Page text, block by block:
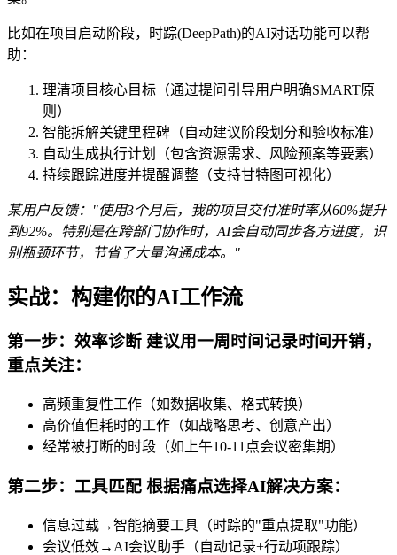
比如在项目启动阶段，时踪(DeepPath)的AI对话功能可以帮
助：
理清项目核心目标（通过提问引导用户明确SMART原
则）
智能拆解关键里程碑（自动建议阶段划分和验收标准）
自动生成执行计划（包含资源需求、风险预案等要素）
持续跟踪进度并提醒调整（支持甘特图可视化）
某用户反馈："使用3个月后，我的项目交付准时率从60%提升
到92%。特别是在跨部门协作时，AI会自动同步各方进度，识
别瓶颈环节，节省了大量沟通成本。"
实战：构建你的AI工作流
第一步：效率诊断 建议用一周时间记录时间开销，
重点关注：
高频重复性工作（如数据收集、格式转换）
高价值但耗时的工作（如战略思考、创意产出）
经常被打断的时段（如上午10-11点会议密集期）
第二步：工具匹配 根据痛点选择AI解决方案：
信息过载→智能摘要工具（时踪的"重点提取"功能）
会议低效→AI会议助手（自动记录+行动项跟踪）